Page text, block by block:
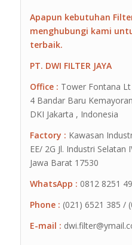
Apapun kebutuhan
menghubungi kami
terbaik.
PT. DWI FILTER JAYA
Office : Tower Fontana
4 Bandar Baru
DKI Jakarta , Indonesia
Factory : Kawasan
EE/ 2G Jl. Industri Selatan
Jawa Barat 17530
WhatsApp : 0812 8251
Phone : (021) 6521 385 /
E-mail :